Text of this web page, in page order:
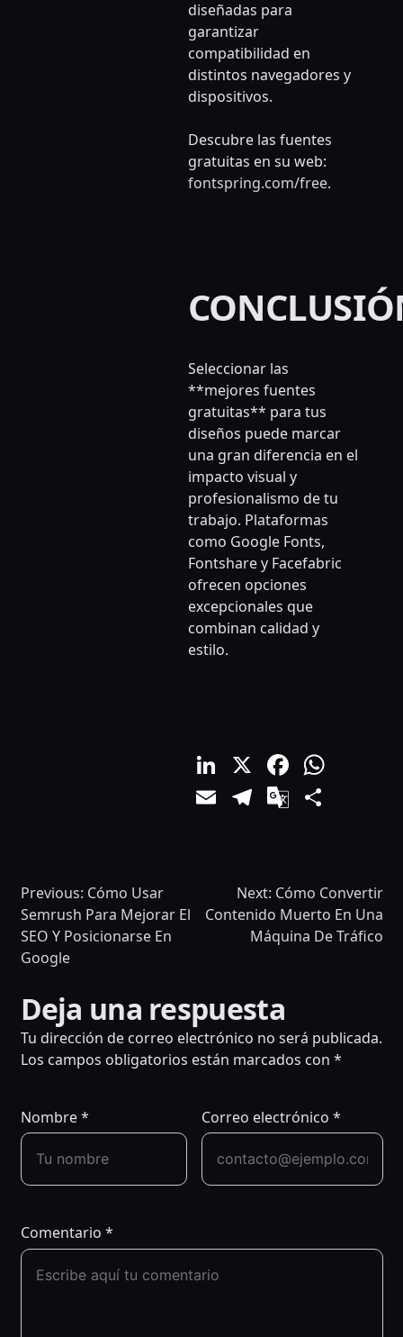
diseñadas para
garantizar
compatibilidad en
distintos navegadores y
dispositivos.
Descubre las fuentes
gratuitas en su web:
fontspring.com/free.
Seleccionar las
**mejores fuentes
gratuitas** para tus
diseños puede marcar
una gran diferencia en el
impacto visual y
profesionalismo de tu
trabajo. Plataformas
como Google Fonts,
Fontshare y Facefabric
ofrecen opciones
excepcionales que
combinan calidad y
estilo.
LinkedIn
X
EmailTelegram
Google
NAVEGACIÓN
DE
Previous: Cómo Usar
Semrush Para Mejorar El
SEO Y Posicionarse En
Google
Next: Cómo Convertir
Contenido Muerto En Una
Máquina De Tráfico
Deja una respuesta
Tu dirección de correo electrónico no será publicada.
Los campos obligatorios están marcados con *
Nombre* Correo electrónico *
Comentario *